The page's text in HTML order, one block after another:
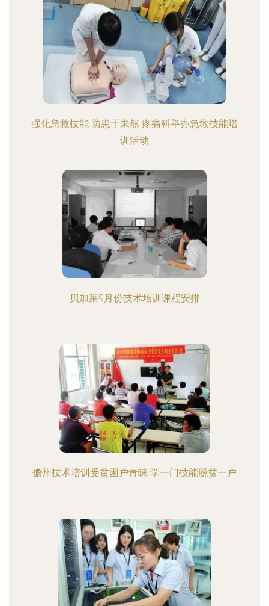
强化急救技能 防患于未然 疼痛科举办急救技能培
训活动
贝加莱9月份技术培训课程安排
儋州技术培训受贫困户青睐 学一门技能脱贫一户